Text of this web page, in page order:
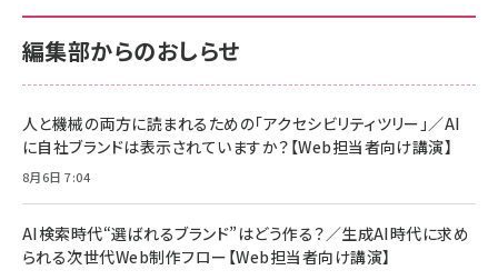
￥880
anan(アンアン)2026/06/24号 No.2500増刊
スペシャルエディション[王道エンタメの矜持／
￥1,100
年後半、あなたの恋と運命／山田涼介]
￥880
サポート正規品 メーカー保証5年 KLMEA128G
NIMASO ガラスフィルム iPhone 17 用 保護フィ
すい ガイド枠付き いPhone17 (6.3インチ) 対応
2枚セット DSP25F1698
￥1,599
【New】Amazon Fire TV Stick HD | 手軽にスト
レイヤー
￥6,980
サポート正規品 メーカー保証5年 KLMEA128G
Amazon eギフトカード - Amazonロゴ - クラ
￥5,000
ケーブル Anker絡まないケーブル 240W 結束バン
17 / 16 / 15 / Galaxy iPad Pro MacBook
Pro/Air 各種対応 (1.8m ミッドナイトブラック)
￥1,890
編集部からのおしらせ
人と機械の両方に読まれるための「アクセシビリティツリー」／AI
に自社ブランドは表示されていますか？【Web担当者向け講演】
8月6日 7:04
AI検索時代“選ばれるブランド”はどう作る？／生成AI時代に求め
られる次世代Web制作フロー【Web担当者向け講演】